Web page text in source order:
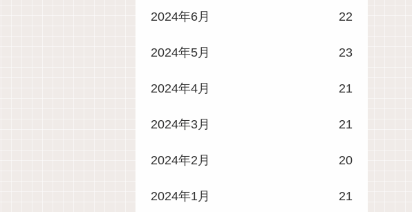
2024年6月 22
2024年5月 23
2024年4月 21
2024年3月 21
2024年2月 20
2024年1月 21